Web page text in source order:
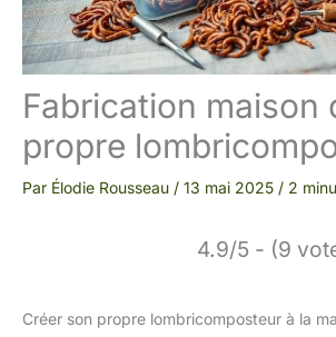
Fabrication maison
propre
Par Élodie Rousseau / 13 mai 2025 / 2
4.9/5 - (9
Créer son propre lombricomposteur à la